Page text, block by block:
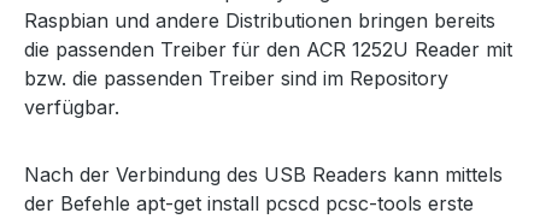
Raspbian und andere Distributionen bringen bereits
die passenden Treiber für den ACR 1252U Reader mit
bzw. die passenden Treiber sind im Repository
verfügbar.
Nach der Verbindung des USB Readers kann mittels
der Befehle apt-get install pcscd pcsc-tools erste